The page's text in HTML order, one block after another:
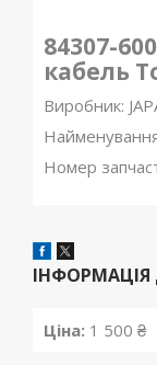
84307-
кабель
Виробник:
Номер
Ціна: 1 500 ₴